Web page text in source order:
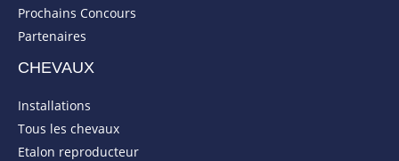
Prochains Concours
Partenaires
CHEVAUX
Installations
Tous les chevaux
Etalon reproducteur